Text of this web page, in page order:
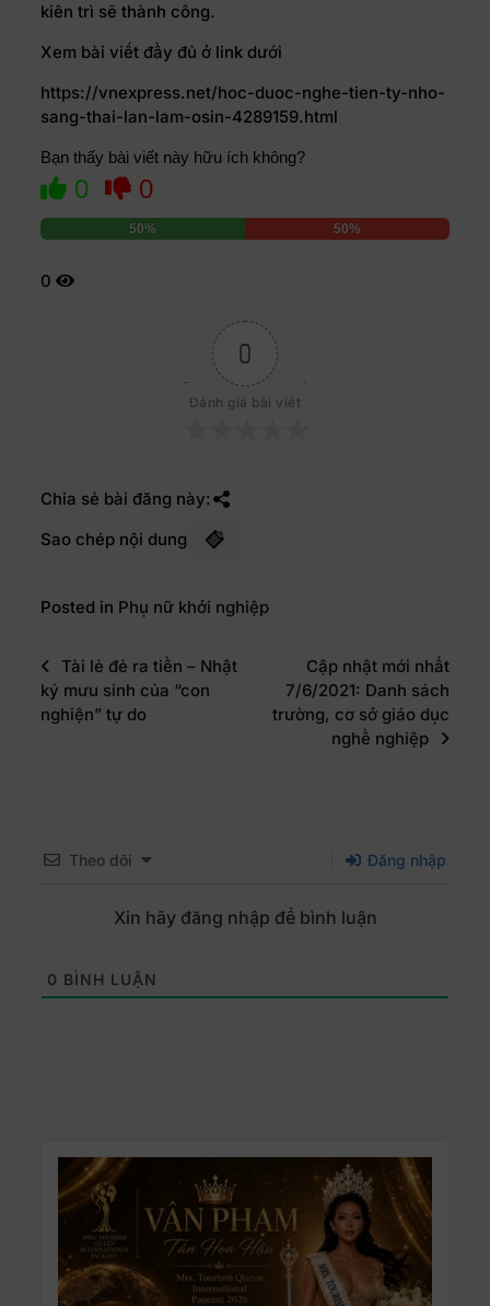
kiên trì sẽ thành công.
Xem bài viết đầy đủ ở link dưới
https://vnexpress.net/hoc-duoc-nghe-tien-ty-nho-
sang-thai-lan-lam-osin-4289159.html
Bạn thấy bài viết này hữu ích không?
0 0
50% 50%
0
0
Đánh giá bài viết
Chia sẻ bài đăng này:
Sao chép nội dung
Posted in Phụ nữ khởi nghiệp
Tài lẻ đẻ ra tiền – Nhật
ký mưu sinh của “con
nghiện” tự do
Cập nhật mới nhất
7/6/2021: Danh sách
trường, cơ sở giáo dục
nghề nghiệp
Theo dõi Đăng nhập
Xin hãy đăng nhập để bình luận
0 BÌNH LUẬN